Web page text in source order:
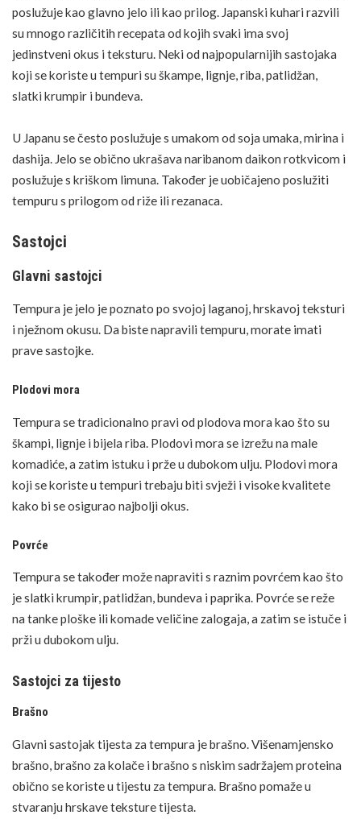
poslužuje kao glavno jelo ili kao prilog. Japanski kuhari razvili
su mnogo različitih recepata od kojih svaki ima svoj
jedinstveni okus i teksturu. Neki od najpopularnijih sastojaka
koji se koriste u tempuri su škampe, lignje,riba,patlidžan,
slatki krumpir i bundeva.
U Japanu se često poslužuje s umakom od soja umaka, mirina i
dashija. Jelo se obično ukrašava naribanom daikon rotkvicom i
poslužuje s kriškom limuna. Također je uobičajeno poslužiti
tempuru s prilogom od riže ili rezanaca.
Sastojci
Glavni sastojci
Tempura je jelo je poznato po svojoj laganoj, hrskavoj teksturi
i nježnom okusu. Da biste napravili tempuru, morate imati
prave sastojke.
Plodovi mora
Tempura se tradicionalno pravi od plodova mora kao što su
škampi, lignje i bijela riba. Plodovi mora se izrežu na male
komadiće, a zatim istuku i prže u dubokom ulju. Plodovi mora
koji se koriste u tempuri trebaju biti svježi i visoke kvalitete
kako bi se osigurao najbolji okus.
Povrće
Tempura se također može napraviti s raznim povrćem kao što
je slatki krumpir, patlidžan, bundeva i paprika. Povrćese reže
na tanke ploške ili komade veličine zalogaja, a zatim se istuče i
prži u dubokom ulju.
Sastojci za tijesto
Brašno
Glavni sastojak tijesta za tempura je brašno. Višenamjensko
brašno, brašno za kolače i brašno s niskim sadržajem proteina
obično se koriste u tijestu za tempura. Brašno pomaže u
stvaranju hrskave teksture tijesta.